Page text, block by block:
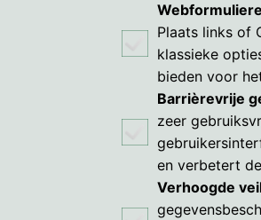
Plaats links of
klassieke
bieden voor
Barrièrevrije
zeer
en verbetert
Verhoogde